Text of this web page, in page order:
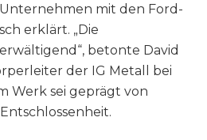
mit den Ford-
erklärt. „Die
betonte David
der IG Metall bei
Werk sei geprägt von